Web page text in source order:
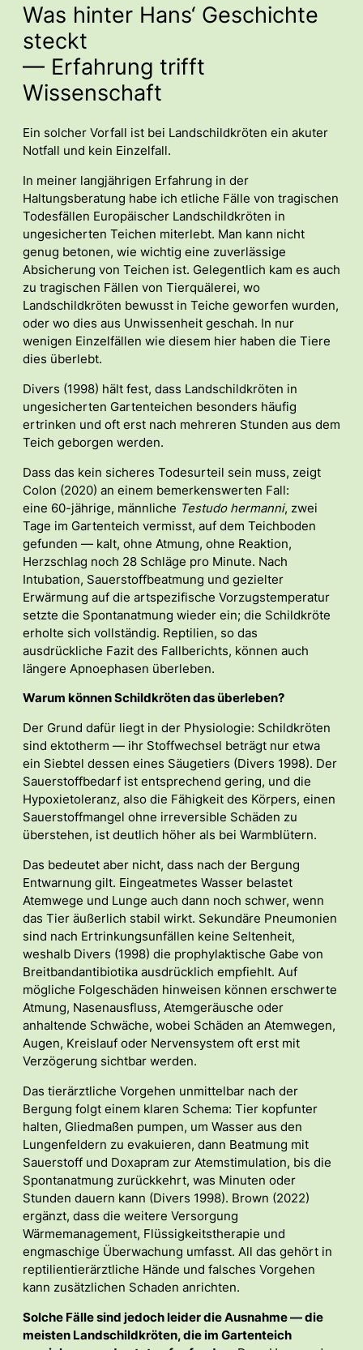
Was hinter Hans‘ Geschichte
steckt
— Erfahrung trifft
Wissenschaft
Ein solcher Vorfall ist bei Landschildkröten ein akuter
Notfall und kein Einzelfall.
In meiner langjährigen Erfahrung in der
Haltungsberatung habe ich etliche Fälle von tragischen
Todesfällen Europäischer Landschildkröten in
ungesicherten Teichen miterlebt. Man kann nicht
genug betonen, wie wichtig eine zuverlässige
Absicherung von Teichen ist. Gelegentlich kam es auch
zu tragischen Fällen von Tierquälerei, wo
Landschildkröten bewusst in Teiche geworfen wurden,
oder wo dies aus Unwissenheit geschah. In nur
wenigen Einzelfällen wie diesem hier haben die Tiere
dies überlebt.
Divers (1998) hält fest, dass Landschildkröten in
ungesicherten Gartenteichen besonders häufig
ertrinken und oft erst nach mehreren Stunden aus dem
Teich geborgen werden.
Dass das kein sicheres Todesurteil sein muss, zeigt
Colon (2020) an einem bemerkenswerten Fall:
eine 60-jährige, männliche Testudo hermanni, zwei
Tage im Gartenteich vermisst, auf dem Teichboden
gefunden — kalt, ohne Atmung, ohne Reaktion,
Herzschlag noch 28 Schläge pro Minute. Nach
Intubation, Sauerstoffbeatmung und gezielter
Erwärmung auf die artspezifische Vorzugstemperatur
setzte die Spontanatmung wieder ein; die Schildkröte
erholte sich vollständig. Reptilien, so das
ausdrückliche Fazit des Fallberichts, können auch
längere Apnoephasen überleben.
Warum können Schildkröten das überleben?
Der Grund dafür liegt in der Physiologie: Schildkröten
sind ektotherm — ihr Stoffwechsel beträgt nur etwa
ein Siebtel dessen eines Säugetiers (Divers 1998). Der
Sauerstoffbedarf ist entsprechend gering, und die
Hypoxietoleranz, also die Fähigkeit des Körpers, einen
Sauerstoffmangel ohne irreversible Schäden zu
überstehen, ist deutlich höher als bei Warmblütern.
Das bedeutet aber nicht, dass nach der Bergung
Entwarnung gilt. Eingeatmetes Wasser belastet
Atemwege und Lunge auch dann noch schwer, wenn
das Tier äußerlich stabil wirkt. Sekundäre Pneumonien
sind nach Ertrinkungsunfällen keine Seltenheit,
weshalb Divers (1998) die prophylaktische Gabe von
Breitbandantibiotika ausdrücklich empfiehlt. Auf
mögliche Folgeschäden hinweisen können erschwerte
Atmung, Nasenausfluss, Atemgeräusche oder
anhaltende Schwäche, wobei Schäden an Atemwegen,
Augen, Kreislauf oder Nervensystem oft erst mit
Verzögerung sichtbar werden.
Das tierärztliche Vorgehen unmittelbar nach der
Bergung folgt einem klaren Schema: Tier kopfunter
halten, Gliedmaßen pumpen, um Wasser aus den
Lungenfeldern zu evakuieren, dann Beatmung mit
Sauerstoff und Doxapram zur Atemstimulation, bis die
Spontanatmung zurückkehrt, was Minuten oder
Stunden dauern kann (Divers 1998). Brown (2022)
ergänzt, dass die weitere Versorgung
Wärmemanagement, Flüssigkeitstherapie und
engmaschige Überwachung umfasst. All das gehört in
reptilientierärztliche Hände und falsches Vorgehen
kann zusätzlichen Schaden anrichten.
Solche Fälle sind jedoch leider die Ausnahme — die
meisten Landschildkröten, die im Gartenteich